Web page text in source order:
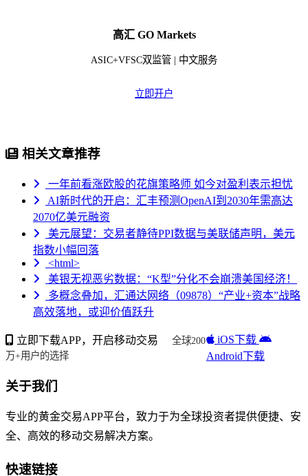
高汇 GO Markets
ASIC+VFSC双监管 | 中文服务
立即开户
相关文章推荐
一年前看涨欧股的花旗策略师 如今对盈利表示担忧
AI新时代的开启：汇丰预测OpenAI到2030年需高达
2070亿美元融资
美元展望：交易者静待PPI数据与美联储声明，美元
指数小幅回落
<html>
美银无视恶劣数据：“K型”分化不会崩溃美国经济！
多概念叠加，汇通达网络（09878）“产业+资本”战略
高效落地，或迎价值跃升
立即下载APP，开启移动交易
全球200
万+用户的选择
iOS下载
Android下载
关于我们
专业的黄金交易APP平台，致力于为全球投资者提供便捷、安
全、高效的移动交易解决方案。
快速链接